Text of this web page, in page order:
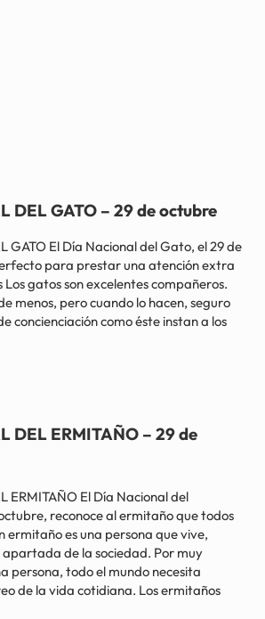
DEL GATO – 29 de octubre
GATO El Día Nacional del Gato, el 29 de
para prestar una atención extra
gatos son excelentes compañeros.
menos, pero cuando lo hacen, seguro
concienciación como éste instan a los
DEL GATO – 29 de octubre
DEL ERMITAÑO – 29 de
ERMITAÑO El Día Nacional del
reconoce al ermitaño que todos
ermitaño es una persona que vive,
de la sociedad. Por muy
persona, todo el mundo necesita
de la vida cotidiana. Los ermitaños